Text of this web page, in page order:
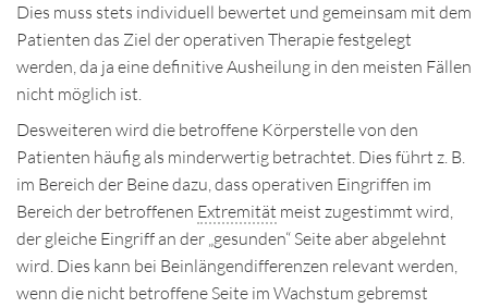
Kontakt
Deutsch English
Dies muss stets individuell bewertet und gemeinsam mit dem
Patienten das Ziel der operativen Therapie festgelegt
werden, da ja eine definitive Ausheilung in den meisten Fällen
nicht möglich ist.
Desweiteren wird die betroffene Körperstelle von den
Patienten häufig als minderwertig betrachtet. Dies führt z. B.
im Bereich der Beine dazu, dass operativen Eingriffen im
Bereich der betroffenen Extremität meist zugestimmt wird,
der gleiche Eingriff an der „gesunden“ Seite aber abgelehnt
wird. Dies kann bei Beinlängendifferenzen relevant werden,
wenn die nicht betroffene Seite im Wachstum gebremst